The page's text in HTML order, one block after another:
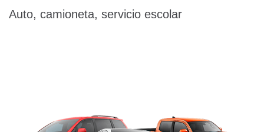
Auto, camioneta, servicio escolar